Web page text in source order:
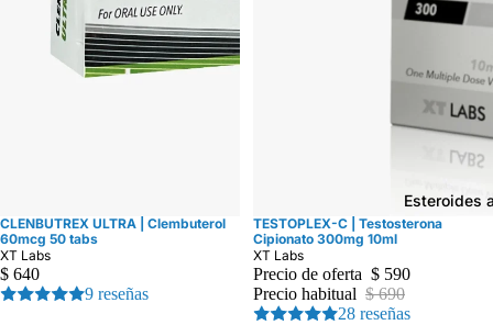
Esteroides
CLENBUTREX ULTRA | Clembuterol
60mcg 50 tabs
XT Labs
$ 640
9 reseñas
Oferta
TESTOPLEX-C | Testosterona
Cipionato 300mg 10ml
XT Labs
Precio de oferta $ 590
Precio habitual $ 690
28 reseñas